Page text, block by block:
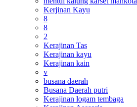
Kerjinan Kayu
8
8
2
Kerajinan Tas
Kerajinan kayu
Kerajinan kain
v
busana daerah
Busana Daerah putri
Kerajinan logam tembaga